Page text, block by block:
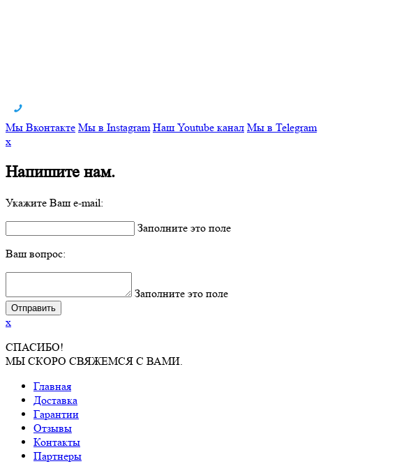
Мы Вконтакте Мы в Instagram Наш Youtube канал Мы в Telegram
x
Напишите нам.
Укажите Ваш e-mail:
Заполните это поле
Ваш вопрос:
Заполните это поле
x
СПАСИБО!
МЫ СКОРО СВЯЖЕМСЯ С ВАМИ.
Главная
Доставка
Гарантии
Отзывы
Контакты
Партнеры